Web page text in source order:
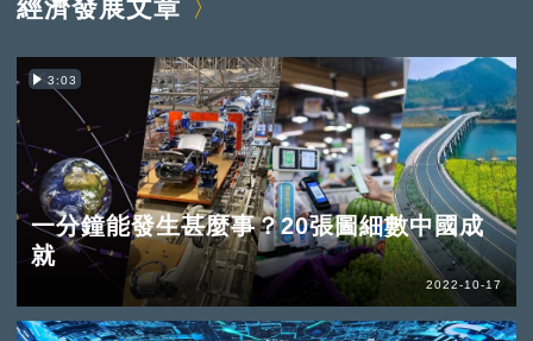
經濟發展文章
3:03
一分鐘能發生甚麼事？20張圖細數中國成
就
2022-10-17